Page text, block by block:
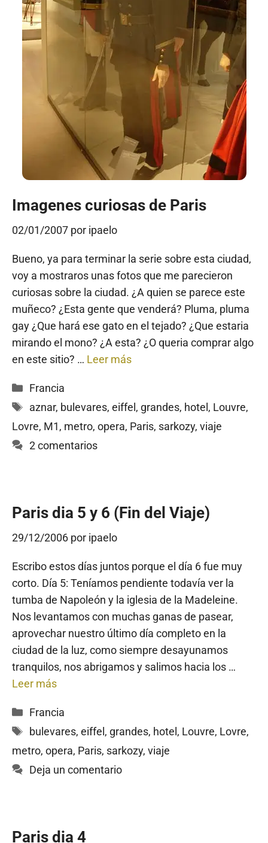
Imagenes curiosas de Paris
02/01/2007 por ipaelo
Bueno, ya para terminar la serie sobre esta ciudad,
voy a mostraros unas fotos que me parecieron
curiosas sobre la ciudad. ¿A quien se parece este
muñeco? ¿Esta gente que venderá? Pluma, pluma
gay ¿Que hará ese gato en el tejado? ¿Que estaria
mirando el mono? ¿A esta? ¿O queria comprar algo
en este sitio? … Leer más
Categorías
Francia
Etiquetas
aznar, bulevares, eiffel , grandes, hotel , Louvre,
Lovre, M1, metro, opera, Paris, sarkozy, viaje
2 comentarios
Paris dia 5 y 6 (Fin del Viaje)
29/12/2006 por ipaelo
Escribo estos días juntos porque el día 6 fue muy
corto. Día 5: Teníamos pendiente todavía ver la
tumba de Napoleón y la iglesia de la Madeleine.
Nos levantamos con muchas ganas de pasear,
aprovechar nuestro último día completo en la
ciudad de la luz, como siempre desayunamos
tranquilos, nos abrigamos y salimos hacia los …
Leer más
Categorías
Francia
Etiquetas
bulevares, eiffel , grandes, hotel , Louvre, Lovre,
metro, opera, Paris, sarkozy, viaje
Deja un comentario
Paris dia 4